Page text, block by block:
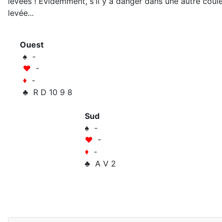
levée...
Ouest
♠ -
♥ -
♦ -
♣ R D 10 9 8
Sud
♠ -
♥ -
♦ -
♣ A V 2